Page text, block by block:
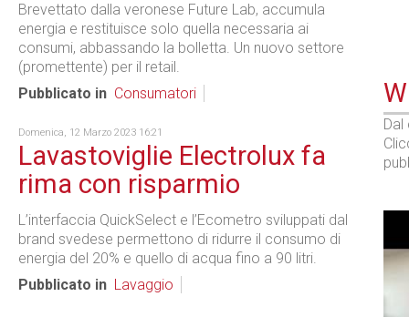
Brevettato dalla veronese Future Lab, accumula
energia e restituisce solo quella necessaria ai
consumi, abbassando la bolletta. Un nuovo settore
(promettente) per il retail.
Pubblicato in Consumatori
Domenica, 12 Marzo 2023 16:21
Lavastoviglie Electrolux fa
rima con risparmio
L’interfaccia QuickSelect e l’Ecometro sviluppati dal
brand svedese permettono di ridurre il consumo di
energia del 20% e quello di acqua fino a 90 litri.
Pubblicato in Lavaggio